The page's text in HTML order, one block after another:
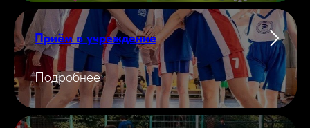
Приём в учреждение
Подробнее